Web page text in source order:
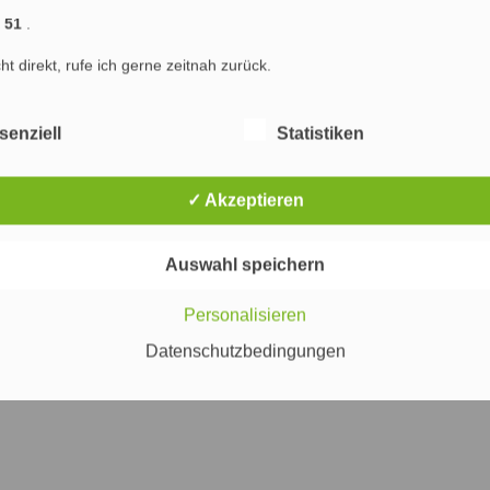
(RSS)
: Marketing & SEO Agentur Hamburg : Marketing, Online Marketing und
Hamburg Marketing Werbung Internet
51 .
direkt, rufe ich gerne zeitnah zurück.
Statistiken
✓ Akzeptieren
Auswahl speichern
Personalisieren
Datenschutzbedingungen